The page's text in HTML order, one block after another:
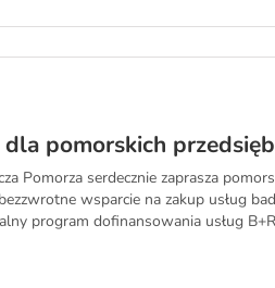
pomorskich
Pomorza serdecznie zaprasza
wsparcie na zakup usług
program dofinansowania usług